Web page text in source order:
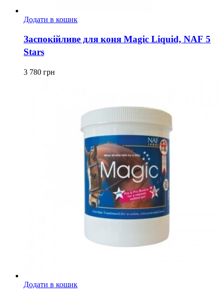
Додати в кошик
Заспокійливе для коня Magic Liquid, NAF 5
Stars
3 780 грн
Додати в кошик